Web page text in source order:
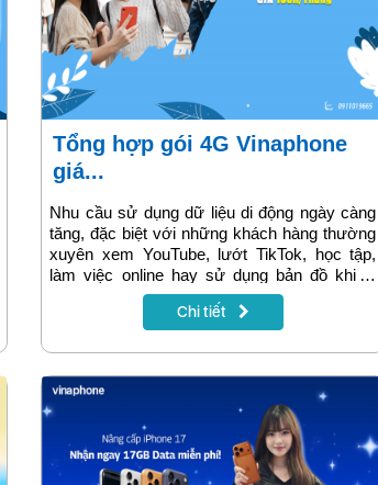
Tổng hợp gói 4G Vinaphone
giá...
Nhu cầu sử dụng dữ liệu di động ngày càng
tăng, đặc biệt với những khách hàng thường
xuyên xem YouTube, lướt TikTok, học tập,
làm việc online hay sử dụng bản đồ khi di
chuyển. Trong tầm giá 100.000 đồng/tháng,
Vinaphone đang cung cấp nhiều gói 4G hấp
mức chi phí cực kỳ hợp lý. Bài viết dưới đây
sẽ giúp bạn tổng hợp đầy đủ các gói 4G
Vinaphone 100k/tháng đáng đăng ký nhất.
Chi tiết